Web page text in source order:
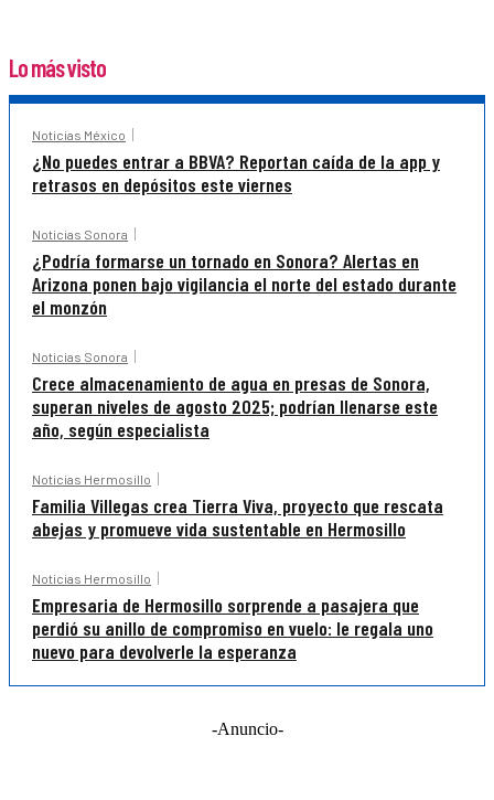
Lo más visto
Noticias México
¿No puedes entrar a BBVA? Reportan caída de la app y
retrasos en depósitos este viernes
Noticias Sonora
¿Podría formarse un tornado en Sonora? Alertas en
Arizona ponen bajo vigilancia el norte del estado durante
el monzón
Noticias Sonora
Crece almacenamiento de agua en presas de Sonora,
superan niveles de agosto 2025; podrían llenarse este
año, según especialista
Noticias Hermosillo
Familia Villegas crea Tierra Viva, proyecto que rescata
abejas y promueve vida sustentable en Hermosillo
Noticias Hermosillo
Empresaria de Hermosillo sorprende a pasajera que
perdió su anillo de compromiso en vuelo: le regala uno
nuevo para devolverle la esperanza
-Anuncio-